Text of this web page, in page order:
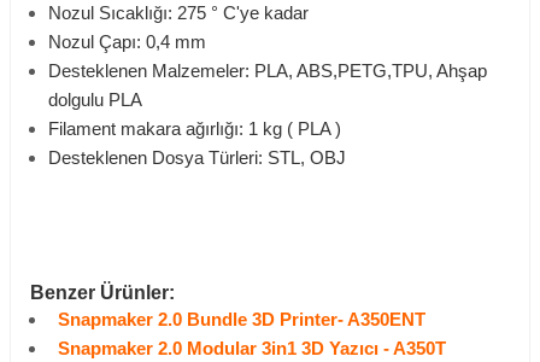
Nozul Sıcaklığı: 275 ° C'ye kadar
Nozul Çapı: 0,4 mm
Desteklenen Malzemeler: PLA, ABS,PETG,TPU, Ahşap
dolgulu PLA
Filament makara ağırlığı: 1 kg ( PLA )
Desteklenen Dosya Türleri: STL, OBJ
Benzer Ürünler:
Snapmaker 2.0 Bundle 3D Printer- A350ENT
Snapmaker 2.0 Modular 3in1 3D Yazıcı - A350T